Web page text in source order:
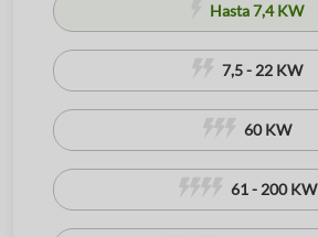
Hasta 7,4 KW
7,5 - 22 KW
60 KW
61 - 200 KW